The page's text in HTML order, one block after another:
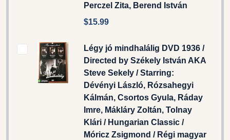
Perczel Zita, Berend István
$15.99
Légy jó mindhalálig DVD 1936 /
Directed by Székely István AKA
Steve Sekely / Starring:
Dévényi László, Rózsahegyi
Kálmán, Csortos Gyula, Ráday
Imre, Mákláry Zoltán, Tolnay
Klári / Hungarian Classic /
Móricz Zsigmond / Régi magyar